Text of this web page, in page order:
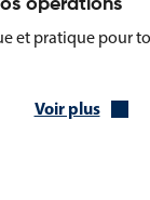
opérations
et pratique pour
Voir plus